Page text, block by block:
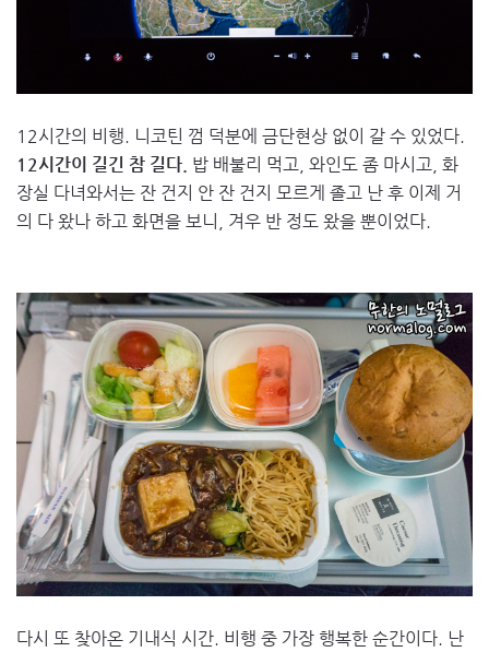
12시간의 비행. 니코틴 껌 덕분에 금단현상 없이 갈 수 있었다.
12시간이 길긴 참 길다. 밥 배불리 먹고, 와인도 좀 마시고, 화
장실 다녀와서는 잔 건지 안 잔 건지 모르게 졸고 난 후 이제 거
의 다 왔나 하고 화면을 보니, 겨우 반 정도 왔을 뿐이었다.
다시 또 찾아온 기내식 시간. 비행 중 가장 행복한 순간이다. 난